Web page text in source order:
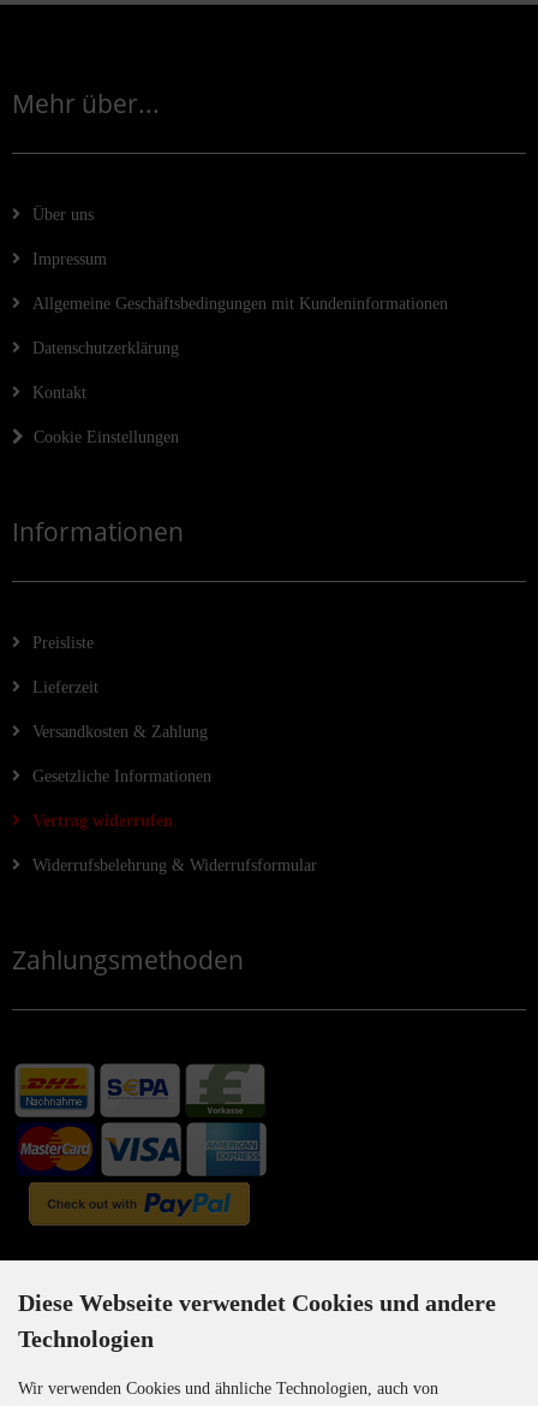
Mehr über...
Über uns
Impressum
Allgemeine Geschäftsbedingungen mit Kundeninformationen
Datenschutzerklärung
Kontakt
Cookie Einstellungen
Informationen
Preisliste
Lieferzeit
Versandkosten & Zahlung
Gesetzliche Informationen
Vertrag widerrufen
Widerrufsbelehrung & Widerrufsformular
Zahlungsmethoden
Newsletter-Anmeldung
Diese Webseite verwendet Cookies und andere
Technologien
Wir verwenden Cookies und ähnliche Technologien, auch von